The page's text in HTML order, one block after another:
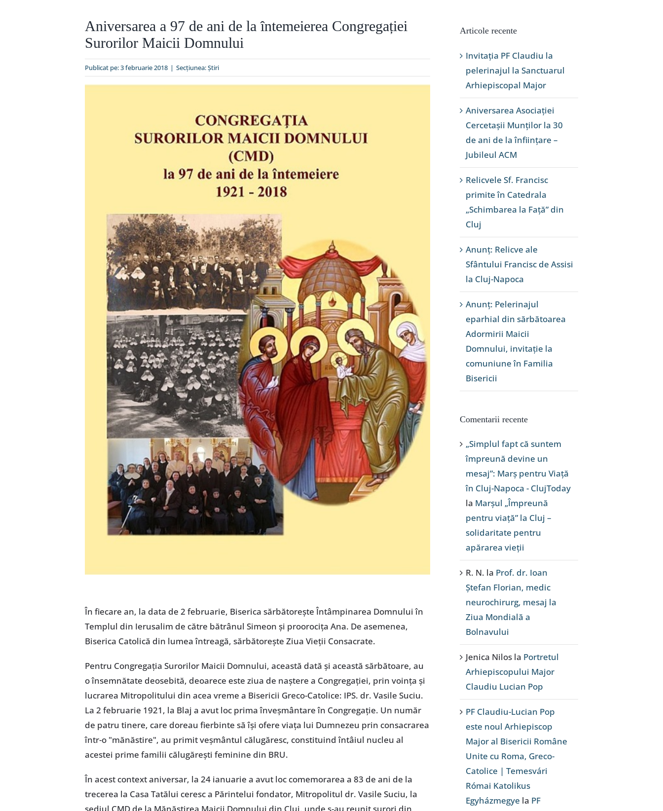
Aniversarea a 97 de ani de la întemeierea Congregației
Surorilor Maicii Domnului
Publicat pe: 3 februarie 2018 | Secțiunea:Ştiri
În fiecare an, la data de 2 februarie, Biserica sărbătorește Întâmpinarea Domnului în
Templul din Ierusalim de către bătrânul Simeon și proorocița Ana. De asemenea,
Biserica Catolică din lumea întreagă, sărbătorește Ziua Vieții Consacrate.
Pentru Congregația Surorilor Maicii Domnului, această dată și această sărbătoare, au
o însemnătate deosebită, deoarece este ziua de naștere a Congregației, prin voința și
lucrarea Mitropolitului din acea vreme a Bisericii Greco-Catolice: IPS. dr. Vasile Suciu.
La 2 februarie 1921, la Blaj a avut loc prima înveșmântare în Congregație. Un număr
de patru tinere, care doreau fierbinte să își ofere viața lui Dumnezeu prin consacrarea
într-o "mănăstire", au primit veșmântul călugăresc, constituind întâiul nucleu al
acestei prime familii călugărești feminine din BRU.
În acest context aniversar, la 24 ianuarie a avut loc comemorarea a 83 de ani de la
trecerea la Casa Tatălui ceresc a Părintelui fondator, Mitropolitul dr. Vasile Suciu, la
Articole recente
Invitația PF Claudiu la
pelerinajul la Sanctuarul
Arhiepiscopal Major
Aniversarea Asociației
Cercetașii Munților la 30
de ani de la înființare –
Jubileul ACM
Relicvele Sf. Francisc
primite în Catedrala
„Schimbarea la Față” din
Cluj
Anunț: Relicve ale
Sfântului Francisc de Assisi
la Cluj-Napoca
Anunț: Pelerinajul
eparhial din sărbătoarea
Adormirii Maicii
Domnului, invitație la
comuniune în Familia
Bisericii
Comentarii recente
„Simplul fapt că suntem
împreună devine un
mesaj”: Marș pentru Viață
în Cluj-Napoca - ClujToday
la Marșul „Împreună
pentru viață” la Cluj –
solidaritate pentru
apărarea vieții
R. N. la Prof. dr. Ioan
Ștefan Florian, medic
neurochirurg, mesaj la
Ziua Mondială a
Bolnavului
Jenica Nilos la Portretul
Arhiepiscopului Major
Claudiu Lucian Pop
PF Claudiu-Lucian Pop
este noul Arhiepiscop
Major al Bisericii Române
Unite cu Roma, Greco-
Catolice | Temesvári
Római Katolikus
Egyházmegye la PF